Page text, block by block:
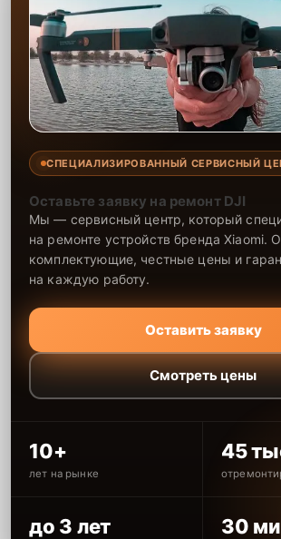
СПЕЦИАЛИЗИРОВАННЫЙ СЕРВИСНЫЙ
Оставьте заявку на ремонт DJI
Мы — сервисный центр, который
на ремонте устройств бренда Xiaomi.
комплектующие, честные цены и
на каждую работу.
Оставить заявку
Смотреть цены
10+
лет на рынке
45
до 3 лет 30